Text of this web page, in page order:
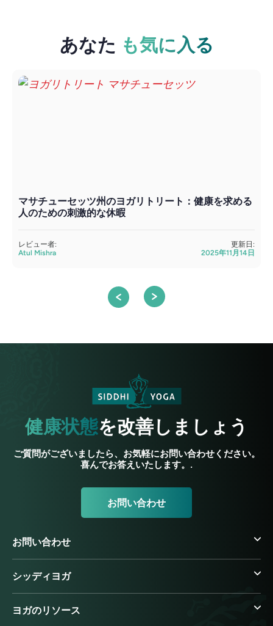
あなた も気に入る
マサチューセッツ州のヨガリトリート：健康を求める
人のための刺激的な休暇
レビュー者:
Atul Mishra
更新日:
2025年11月14日
健康状態を改善しましょう
ご質問がございましたら、お気軽にお問い合わせください。
喜んでお答えいたします。.
お問い合わせ
お問い合わせ
シッディヨガ
ヨガのリソース